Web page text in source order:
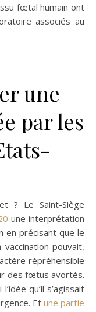
fœtal humain ont
associés au
une
par les
? Le Saint-Siège
une interprétation
en précisant que le
pouvait,
répréhensible
des fœtus avortés.
qu’il s’agissait
Et une partie